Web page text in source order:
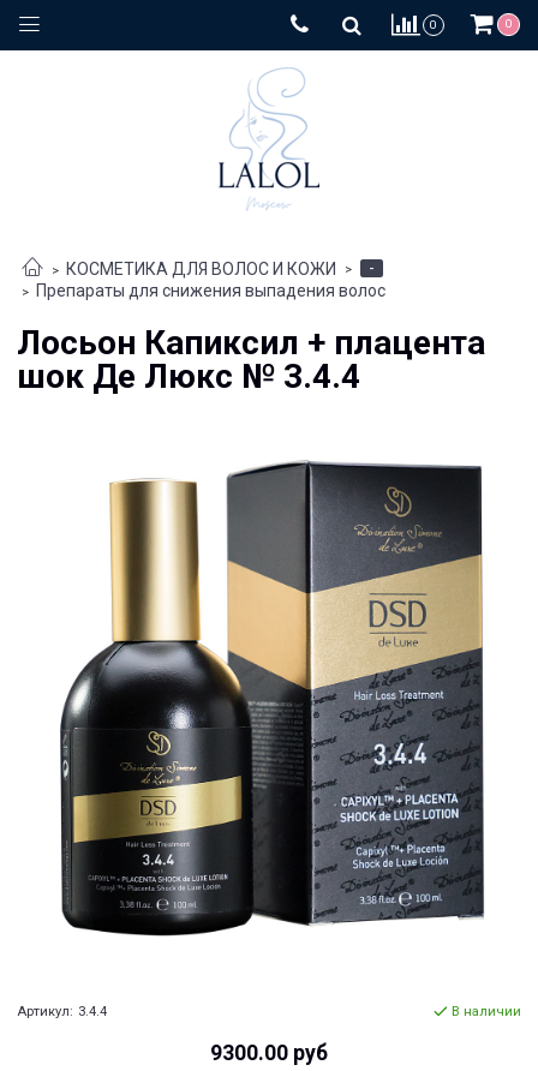
0 0
КОСМЕТИКА ДЛЯ ВОЛОС И КОЖИ
-
Препараты для снижения выпадения волос
Лосьон Капиксил + плацента
шок Де Люкс № 3.4.4
Артикул: 3.4.4 В наличии
9300.00 руб